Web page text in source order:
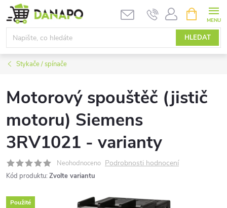
Přejít
na
obsah
HLEDAT
NÁKUPNÍ
KOŠÍK
Stykače / spínače
Motorový spouštěč (jistič
motoru) Siemens
3RV1021 - varianty
Neohodnoceno Podrobnosti hodnocení
Kód produktu: Zvolte variantu
Použité